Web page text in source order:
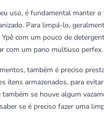
uso, é fundamental manter o
Para limpá-lo,
com um pouco de
com um pano multiuso perfex.
também é preciso
itens armazenados, para
se houve algum
se é preciso fazer uma